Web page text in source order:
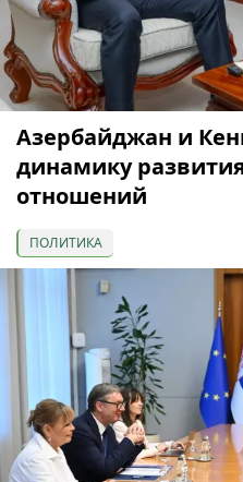
Азербайджан и
динамику
отношений
ПОЛИТИКА